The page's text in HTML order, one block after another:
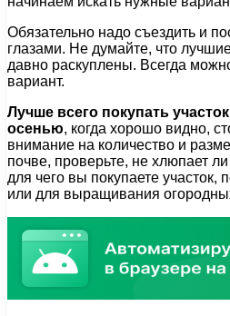
Обязательно надо съездить и
глазами. Не думайте, что
давно раскуплены. Всегда
вариант.
Лучше всего покупать
осенью, когда хорошо видно,
внимание на количество и
почве, проверьте, не хлюпает
для чего вы покупаете участок,
или для выращивания